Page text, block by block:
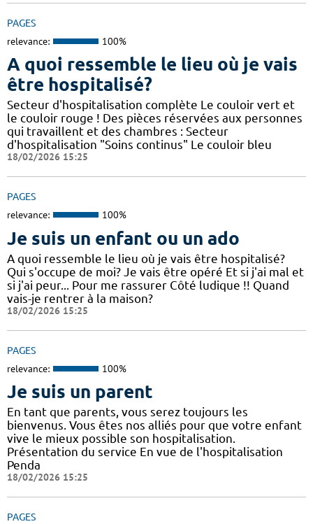
PAGES
relevance: 100%
A quoi ressemble le lieu où je vais
être hospitalisé?
Secteur d'hospitalisation complète Le couloir vert et
le couloir rouge ! Des pièces réservées aux personnes
qui travaillent et des chambres : Secteur
d'hospitalisation "Soins continus" Le couloir bleu
18/02/2026 15:25
PAGES
relevance: 100%
Je suis un enfant ou un ado
A quoi ressemble le lieu où je vais être hospitalisé?
Qui s'occupe de moi? Je vais être opéré Et si j'ai mal et
si j'ai peur... Pour me rassurer Côté ludique !! Quand
vais-je rentrer à la maison?
18/02/2026 15:25
PAGES
relevance: 100%
Je suis un parent
En tant que parents, vous serez toujours les
bienvenus. Vous êtes nos alliés pour que votre enfant
vive le mieux possible son hospitalisation.
Présentation du service En vue de l'hospitalisation
Penda
18/02/2026 15:25
PAGES